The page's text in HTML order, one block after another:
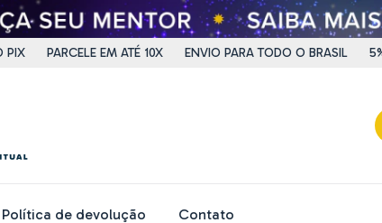
PARCELE EM ATÉ 10X ENVIO PARA TODO O BRASIL 5% DE
Política de devolução Contato